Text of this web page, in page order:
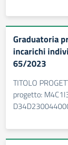
Graduatoria
incarichi
65/2023
TITOLO
progetto: